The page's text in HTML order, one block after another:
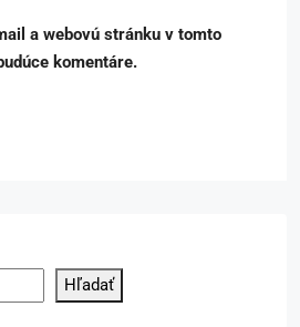
a webovú stránku v tomto
komentáre.
Hľadať